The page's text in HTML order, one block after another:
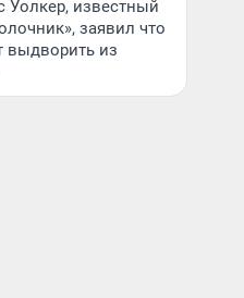
Уолкер, известный
заявил что
выдворить из